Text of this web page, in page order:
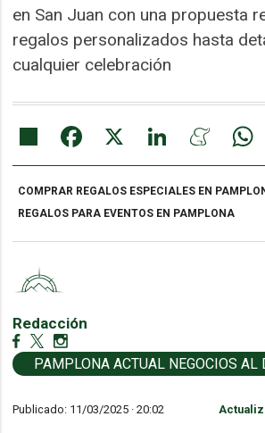
en San Juan con una propuesta
regalos personalizados hasta
cualquier celebración
Share Facebook LinkedIn
COMPRAR REGALOS ESPECIALES EN
REGALOS PARA EVENTOS EN PAMPLONA
Redacción
PAMPLONA ACTUAL NEGOCIOS AL
Publicado: 11/03/2025 ·20:02